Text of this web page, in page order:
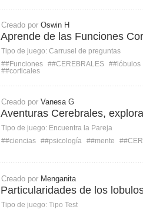
Creado por Oswin H
Aprende de las Funciones
Tipo de juego: Carrusel de preguntas
##Funciones ##CEREBRALES ##lóbulos
##corticales
Creado por Vanesa G
Aventuras Cerebrales,
Tipo de juego: Encuentra la Pareja
##ciencias ##psicología ##mente
Creado por Menganita
Particularidades de los
Tipo de juego: Tipo Test